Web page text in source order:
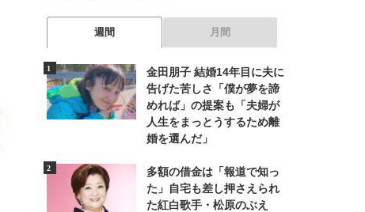
週間 月間
金田朋子 結婚14年目に夫に
告げた苦しさ「僕が夢を諦
めれば」の提案も「夫婦が
人生をまっとうするため離
婚を選んだ」
多額の借金は「報道で知っ
た」自宅も差し押さえられ
た紅白歌手・松原のぶえ